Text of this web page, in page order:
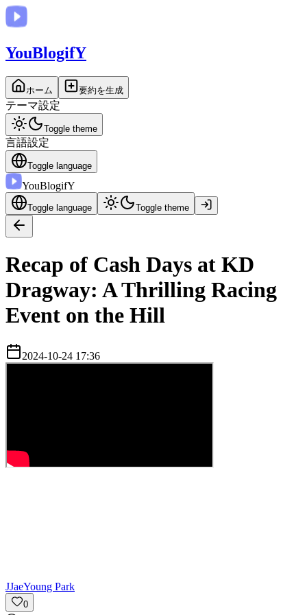
YouBlogifY
ホーム 要約を生成
テーマ設定
Toggle theme
言語設定
Toggle language
YouBlogifY
Toggle language Toggle theme
Recap of Cash Days at KD
Dragway: A Thrilling Racing
Event on the Hill
2024-10-24 17:36
JJaeYoung Park
0